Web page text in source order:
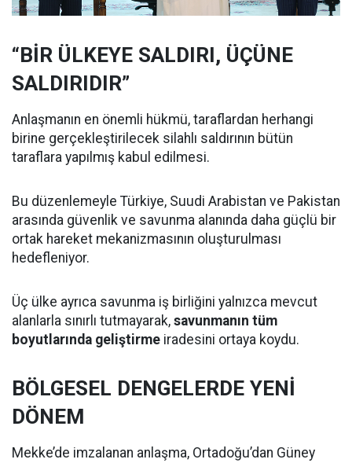
“BİR ÜLKEYE SALDIRI, ÜÇÜNE
SALDIRIDIR”
Anlaşmanın en önemli hükmü, taraflardan herhangi
birine gerçekleştirilecek silahlı saldırının bütün
taraflara yapılmış kabul edilmesi.
Bu düzenlemeyle Türkiye, Suudi Arabistan ve Pakistan
arasında güvenlik ve savunma alanında daha güçlü bir
ortak hareket mekanizmasının oluşturulması
hedefleniyor.
Üç ülke ayrıca savunma iş birliğini yalnızca mevcut
alanlarla sınırlı tutmayarak, savunmanın tüm
boyutlarında geliştirme iradesini ortaya koydu.
BÖLGESEL DENGELERDE YENİ
DÖNEM
Mekke’de imzalanan anlaşma, Ortadoğu’dan Güney